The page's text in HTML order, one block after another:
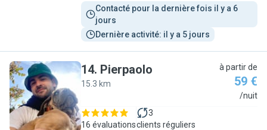
Contacté pour la dernière fois il y a 6
jours
Dernière activité: il y a 5 jours
P
14. Pierpaolo
15.3 km
à partir de
59 €
/nuit
16 évaluations
3
clients réguliers